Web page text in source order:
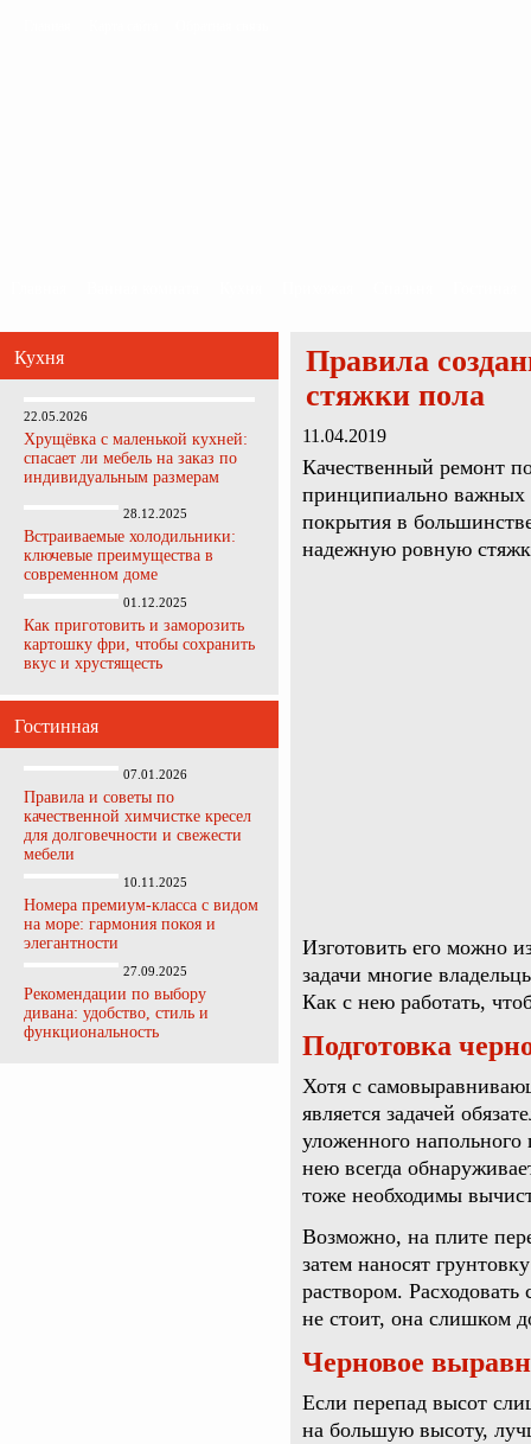
Кухня
22.05.2026
Хрущёвка с маленькой кухней:
спасает ли мебель на заказ по
индивидуальным размерам
28.12.2025
Встраиваемые холодильники:
ключевые преимущества в
современном доме
01.12.2025
Как приготовить и заморозить
картошку фри, чтобы сохранить
вкус и хрустящесть
Гостинная
07.01.2026
Правила и советы по
качественной химчистке кресел
для долговечности и свежести
мебели
10.11.2025
Номера премиум-класса с видом
на море: гармония покоя и
элегантности
27.09.2025
Рекомендации по выбору
дивана: удобство, стиль и
функциональность
Правила
стяжки пола
11.04.2019
Качественный ремонт
принципиально важных
покрытия в
надежную ровную
Изготовить его можно
задачи многие
Как с нею работать,
Подготовка
Хотя с
является задачей
уложенного
нею всегда
тоже необходимы
Возможно, на плите
затем наносят
раствором.
не стоит, она слишком
Черновое
Если перепад высот
на большую высоту,